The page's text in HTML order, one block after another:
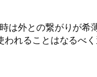
は外との繋がりが希
れることはなるべ